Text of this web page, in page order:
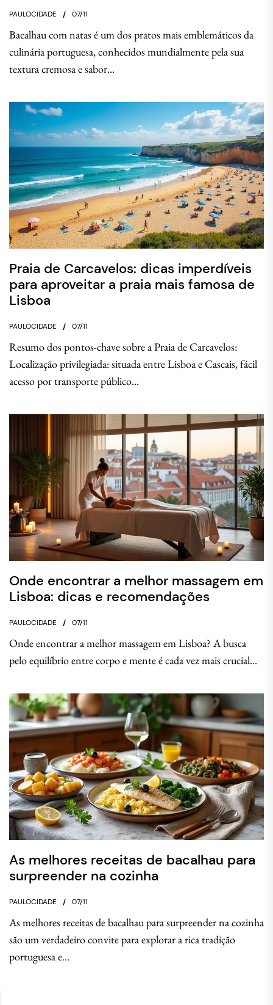
PAULOCIDADE 07/11
Bacalhau com natas é um dos pratos mais emblemáticos da
culinária portuguesa, conhecidos mundialmente pela sua
textura cremosa e sabor...
Praia de Carcavelos: dicas imperdíveis
para aproveitar a praia mais famosa de
Lisboa
PAULOCIDADE 07/11
Resumo dos pontos-chave sobre a Praia de Carcavelos:
Localização privilegiada: situada entre Lisboa e Cascais, fácil
acesso por transporte público...
Onde encontrar a melhor massagem em
Lisboa: dicas e recomendações
PAULOCIDADE 07/11
Onde encontrar a melhor massagem em Lisboa? A busca
pelo equilíbrio entre corpo e mente é cada vez mais crucial...
As melhores receitas de bacalhau para
surpreender na cozinha
PAULOCIDADE 07/11
As melhores receitas de bacalhau para surpreender na cozinha
são um verdadeiro convite para explorar a rica tradição
portuguesa e...